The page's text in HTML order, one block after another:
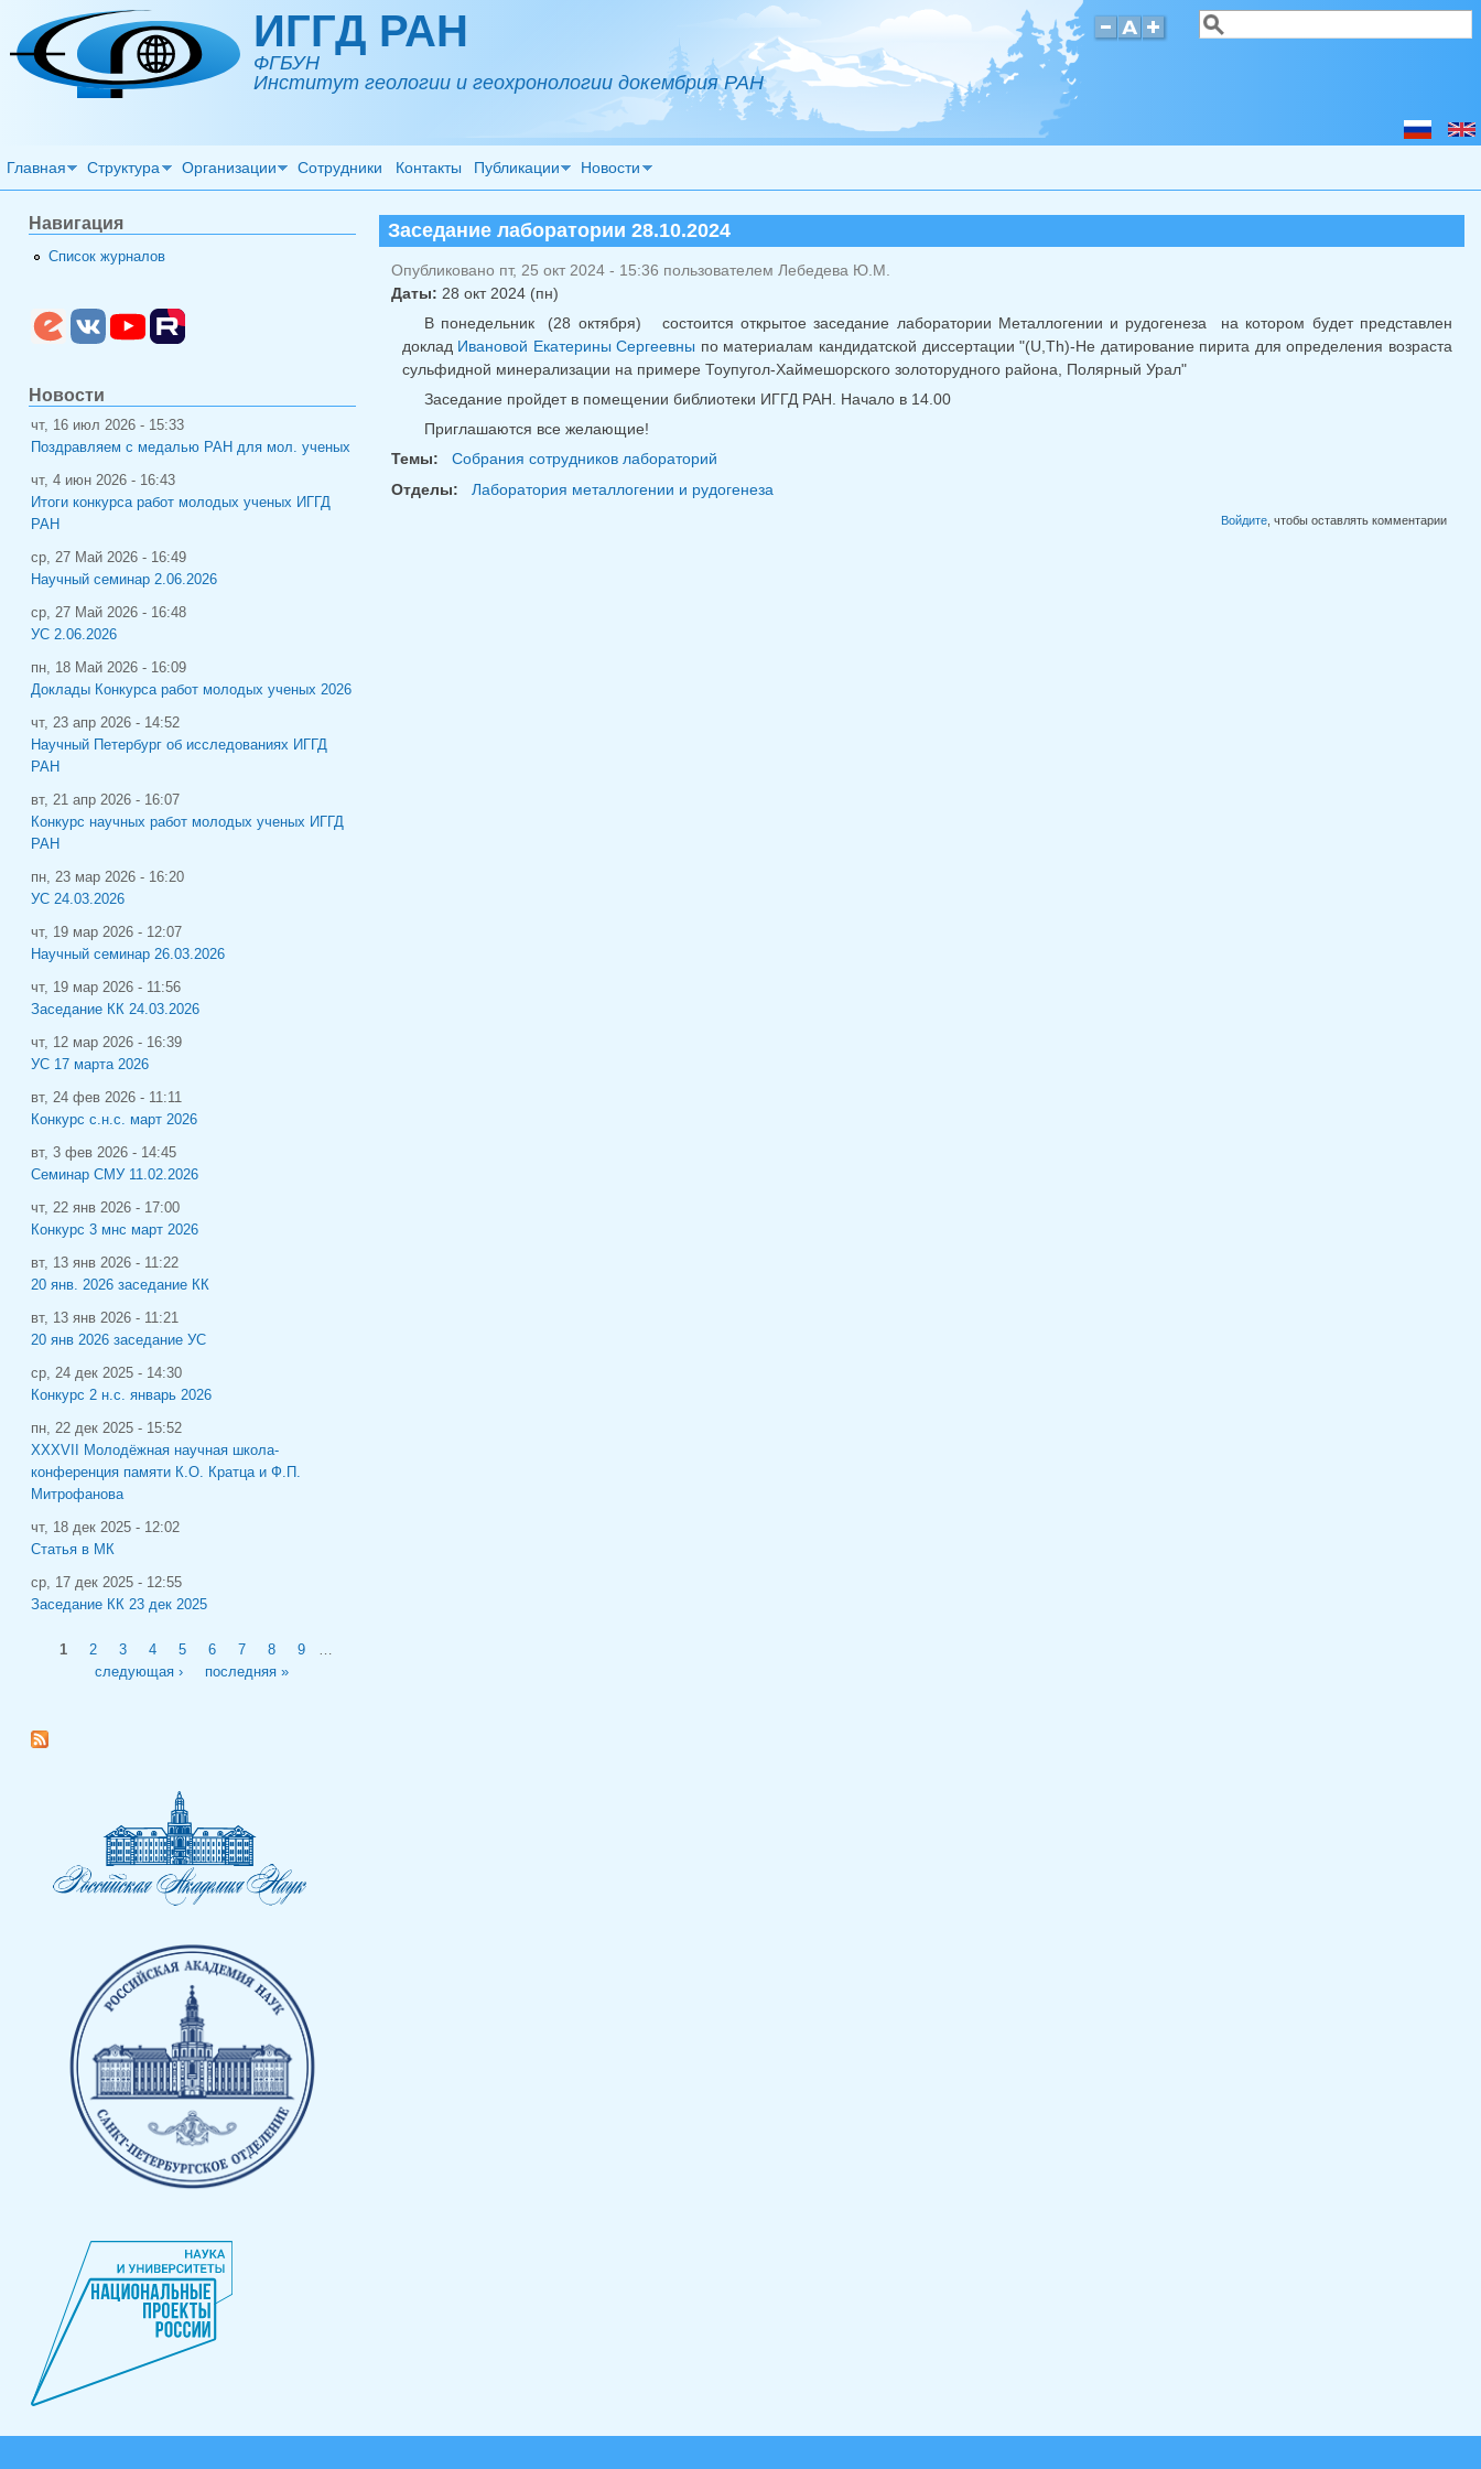
Перейти к основному содержанию ИГГД РАН
ФГБУН
Институт геологии и геохронологии докембрия РАН
Форма поиска
Поиск
Главная Структура Организации Сотрудники Контакты Публикации Новости
Заседание лаборатории 28.10.2024
Опубликовано пт, 25 окт 2024 - 15:36 пользователем Лебедева Ю.М.
Даты: 28 окт 2024 (пн)
В понедельник (28 октября) состоится открытое заседание лаборатории Металлогении и рудогенеза на котором будет представлен
доклад Ивановой Екатерины Сергеевны по материалам кандидатской диссертации "(U,Th)-He датирование пирита для определения возраста
сульфидной минерализации на примере Тоупугол-Хаймешорского золоторудного района, Полярный Урал"
Заседание пройдет в помещении библиотеки ИГГД РАН. Начало в 14.00
Приглашаются все желающие!
Темы:
Собрания сотрудников лабораторий
Отделы:
Лаборатория металлогении и рудогенеза
Войдите, чтобы оставлять комментарии
Навигация
Список журналов
Новости
чт, 16 июл 2026 - 15:33
Поздравляем с медалью РАН для мол. ученых
чт, 4 июн 2026 - 16:43
Итоги конкурса работ молодых ученых ИГГД
РАН
ср, 27 Май 2026 - 16:49
Научный семинар 2.06.2026
ср, 27 Май 2026 - 16:48
УС 2.06.2026
пн, 18 Май 2026 - 16:09
Доклады Конкурса работ молодых ученых 2026
чт, 23 апр 2026 - 14:52
Научный Петербург об исследованиях ИГГД
РАН
вт, 21 апр 2026 - 16:07
Конкурс научных работ молодых ученых ИГГД
РАН
пн, 23 мар 2026 - 16:20
УС 24.03.2026
чт, 19 мар 2026 - 12:07
Научный семинар 26.03.2026
чт, 19 мар 2026 - 11:56
Заседание КК 24.03.2026
чт, 12 мар 2026 - 16:39
УС 17 марта 2026
вт, 24 фев 2026 - 11:11
Конкурс с.н.с. март 2026
вт, 3 фев 2026 - 14:45
Семинар СМУ 11.02.2026
чт, 22 янв 2026 - 17:00
Конкурс 3 мнс март 2026
вт, 13 янв 2026 - 11:22
20 янв. 2026 заседание КК
вт, 13 янв 2026 - 11:21
20 янв 2026 заседание УС
ср, 24 дек 2025 - 14:30
Конкурс 2 н.с. январь 2026
пн, 22 дек 2025 - 15:52
XXXVII Молодёжная научная школа-
конференция памяти К.О. Кратца и Ф.П.
Митрофанова
чт, 18 дек 2025 - 12:02
Статья в МК
ср, 17 дек 2025 - 12:55
Заседание КК 23 дек 2025
Страницы
1 2 3 4 5 6 7 8 9
следующая ›
последняя »